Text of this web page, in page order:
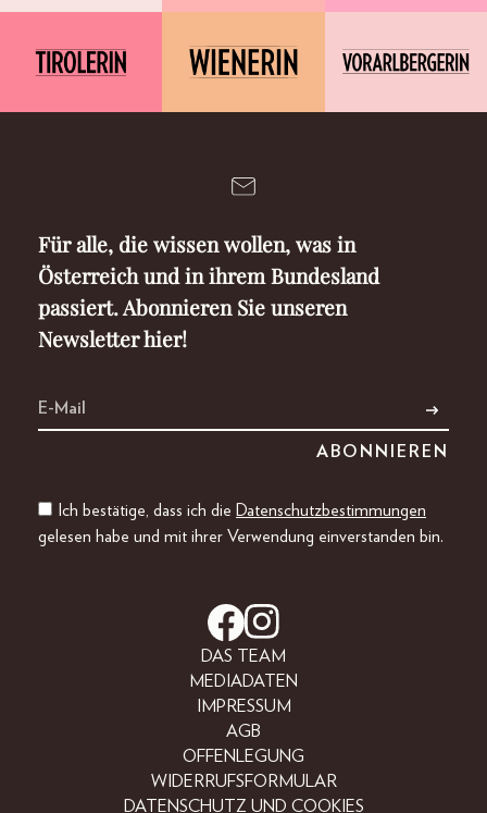
Für alle, die wissen wollen, was in
Österreich und in ihrem Bundesland
passiert. Abonnieren Sie unseren
Newsletter hier!
Ich bestätige, dass ich die Datenschutzbestimmungen
gelesen habe und mit ihrer Verwendung einverstanden bin.
DAS TEAM
MEDIADATEN
IMPRESSUM
AGB
OFFENLEGUNG
WIDERRUFSFORMULAR
DATENSCHUTZ UND COOKIES